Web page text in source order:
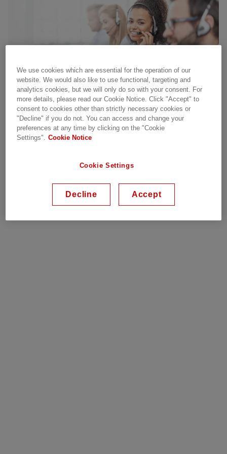
Demande de
renseignements sur les
ventes
Veuillez noter que le Centre de contact client ne
que les CV ne sont pas acceptés sur cette page. Si
chez Hitachi Energy, veuillez visiter et postuler
directement sur la page
Carrières.
We use cookies which are essential for the operation of our
website. We would also like to use functional, targeting and
analytics cookies, but we will only do so with your consent. For
more details, please read our Cookie Notice. Click "Accept" to
consent to cookies other than strictly necessary cookies or
"Decline" if you do not. You can access and change your
preferences at any time by clicking on the "Cookie
Settings". Cookie Notice
Cookie Settings
Decline Accept